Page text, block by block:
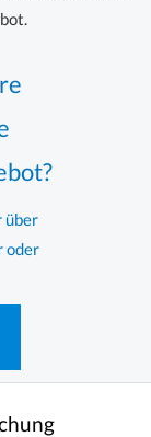
über
oder